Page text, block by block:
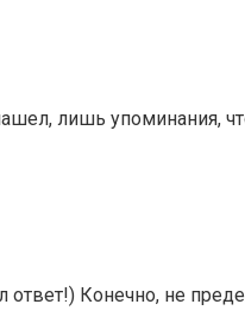
лишь упоминания,
Конечно, не